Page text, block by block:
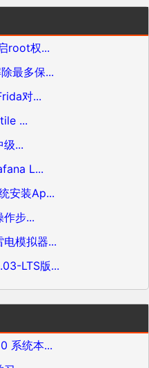
root权...
最多保...
对...
...
级...
L...
安装Ap...
步...
模拟器...
LTS版...
系统本...